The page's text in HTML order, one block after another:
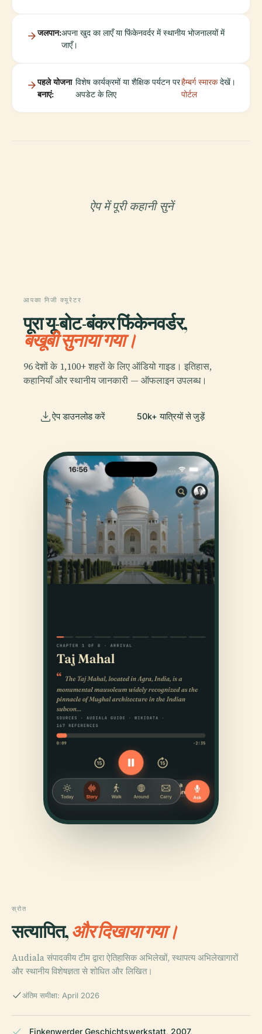
जलपान:अपना खुद का लाएँ या फिंकेनवर्दर में स्थानीय भोजनालयों में
जाएँ।
पहले योजना
बनाएं:
विशेष कार्यक्रमों या शैक्षिक पर्यटन पर
अपडेट के लिए
हैम्बर्ग स्मारक
पोर्टल
देखें।
ऐप में पूरी कहानी सुनें
आपका निजी क्यूरेटर
पूरा यू-बोट-बंकर फिंकेनवर्डर,
बखूबी सुनाया गया।
96 देशों के 1,100+ शहरों के लिए ऑडियो गाइड। इतिहास,
कहानियाँ और स्थानीय जानकारी — ऑफलाइन उपलब्ध।
ऐप डाउनलोड करें 50k+ यात्रियों से जुड़ें
स्रोत
सत्यापित,और दिखाया गया।
Audiala संपादकीय टीम द्वारा ऐतिहासिक अभिलेखों, स्थापत्य अभिलेखागारों
और स्थानीय विशेषज्ञता से शोधित और लिखित।
अंतिम समीक्षा: April 2026
Finkenwerder Geschichtswerkstatt, 2007,